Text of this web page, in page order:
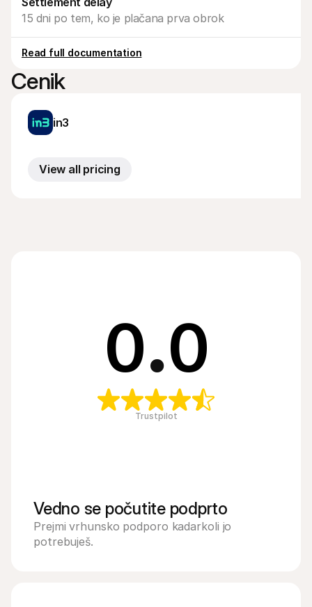
15 dni po tem, ko je plačana prva obrok
Read full documentation
Cenik
in3
View all pricing
0.0
Trustpilot
Vedno se počutite podprto
Prejmi vrhunsko podporo kadarkoli jo
potrebuješ.
Za kupce
Ugotovite, zakaj se Mollie pojavlja na vašem bančnem
izpisku
Za stranke Mollie
Povežite se z našo ekipo za podporo strankam
Odkrijte, kako lahko pomagamo vašemu podjetju